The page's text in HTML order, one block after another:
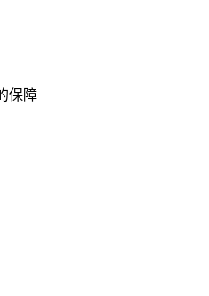
保障